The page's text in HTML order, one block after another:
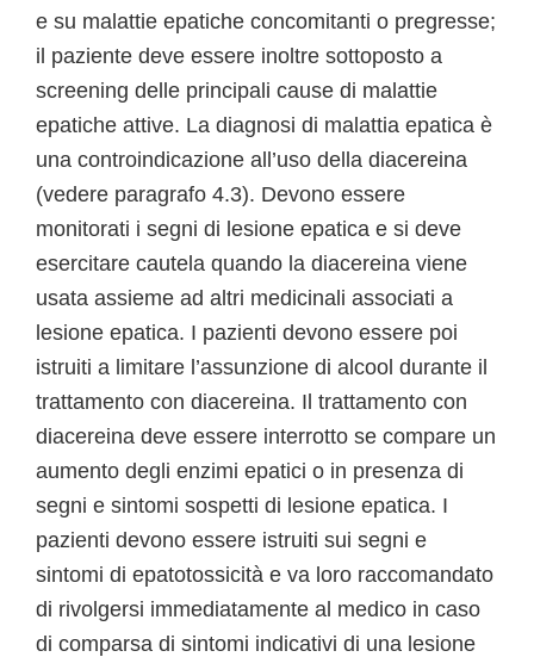
e su malattie epatiche concomitanti o pregresse;
il paziente deve essere inoltre sottoposto a
screening delle principali cause di malattie
epatiche attive. La diagnosi di malattia epatica è
una controindicazione all’uso della diacereina
(vedere paragrafo 4.3). Devono essere
monitorati i segni di lesione epatica e si deve
esercitare cautela quando la diacereina viene
usata assieme ad altri medicinali associati a
lesione epatica. I pazienti devono essere poi
istruiti a limitare l’assunzione di alcool durante il
trattamento con diacereina. Il trattamento con
diacereina deve essere interrotto se compare un
aumento degli enzimi epatici o in presenza di
segni e sintomi sospetti di lesione epatica. I
pazienti devono essere istruiti sui segni e
sintomi di epatotossicità e va loro raccomandato
di rivolgersi immediatamente al medico in caso
di comparsa di sintomi indicativi di una lesione